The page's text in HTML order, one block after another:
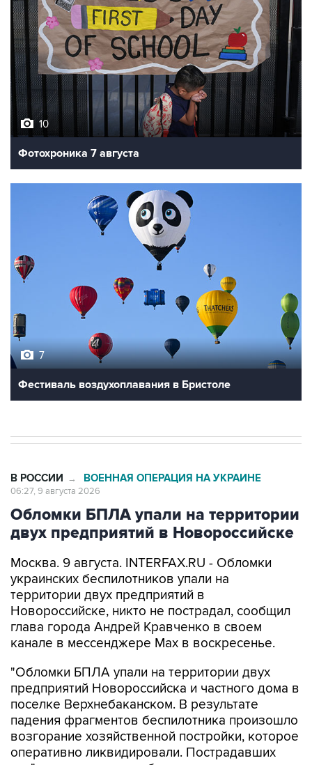
10
Фотохроника 7 августа
7
Фестиваль воздухоплавания в Бристоле
В РОССИИ → ВОЕННАЯ ОПЕРАЦИЯ НА УКРАИНЕ
06:27, 9 августа 2026
Обломки БПЛА упали на территории
двух предприятий в Новороссийске
Москва. 9 августа. INTERFAX.RU - Обломки
украинских беспилотников упали на
территории двух предприятий в
Новороссийске, никто не пострадал, сообщил
глава города Андрей Кравченко в своем
канале в мессенджере Max в воскресенье.
"Обломки БПЛА упали на территории двух
предприятий Новороссийска и частного дома в
поселке Верхнебаканском. В результате
падения фрагментов беспилотника произошло
возгорание хозяйственной постройки, которое
оперативно ликвидировали. Пострадавших